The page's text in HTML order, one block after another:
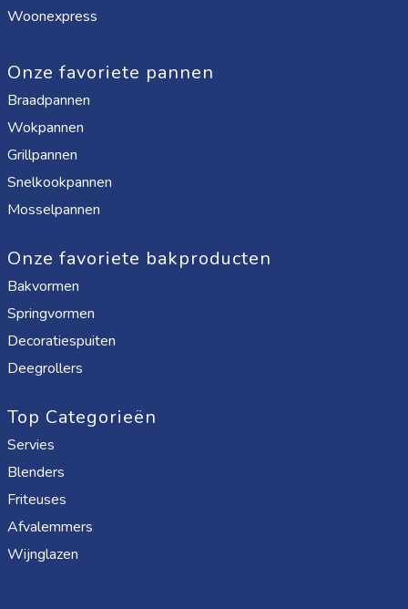
Woonexpress
Onze favoriete pannen
Braadpannen
Wokpannen
Grillpannen
Snelkookpannen
Mosselpannen
Onze favoriete bakproducten
Bakvormen
Springvormen
Decoratiespuiten
Deegrollers
Top Categorieën
Servies
Blenders
Friteuses
Afvalemmers
Wijnglazen